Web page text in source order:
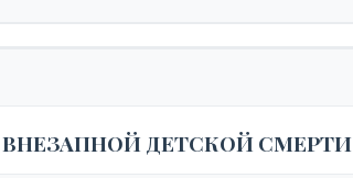
ДЕТСКОЙ СМЕРТИ